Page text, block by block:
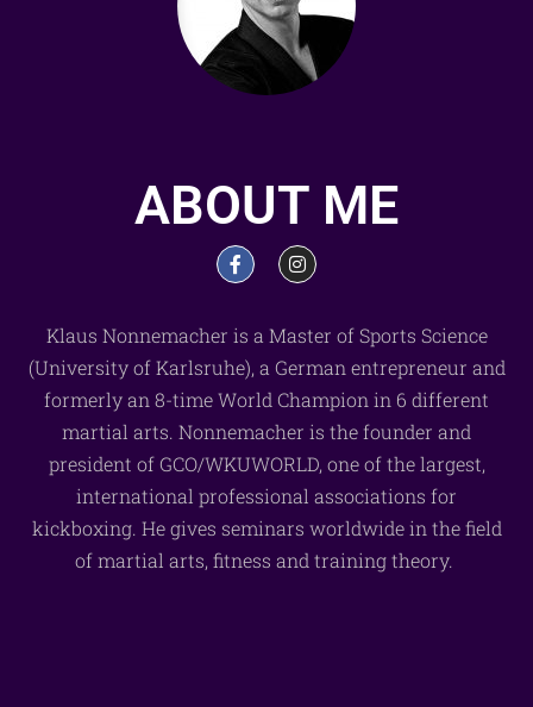
ABOUT ME
Klaus Nonnemacher is a Master of Sports Science
(University of Karlsruhe), a German entrepreneur and
formerly an 8-time World Champion in 6 different
martial arts. Nonnemacher is the founder and
president of GCO/WKUWORLD, one of the largest,
international professional associations for
kickboxing. He gives seminars worldwide in the field
of martial arts, fitness and training theory.